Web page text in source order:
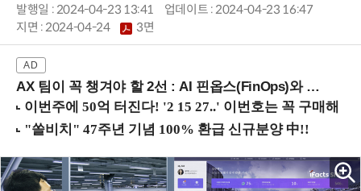
발행일 : 2024-04-23 13:41
업데이트 : 2024-04-23 16:47
지면 :2024-04-24 3면
AX 팀이 꼭 챙겨야 할 2선 : AI 핀옵스(FinOps)와 토큰 거버넌스 (8/21 잠실역)